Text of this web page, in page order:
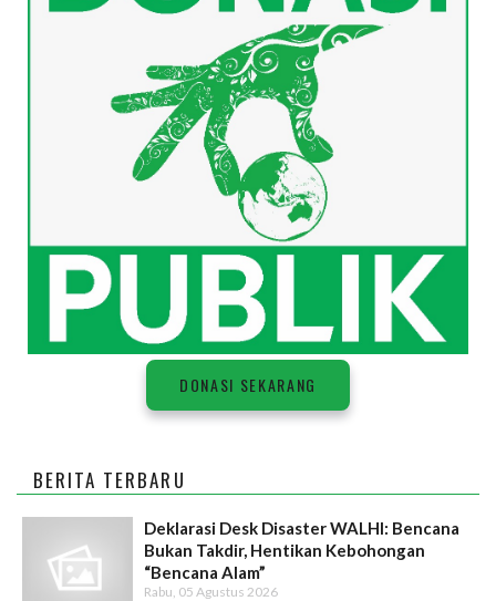
DONASI SEKARANG
BERITA TERBARU
Deklarasi Desk Disaster WALHI: Bencana
Bukan Takdir, Hentikan Kebohongan
“Bencana Alam”
Rabu, 05 Agustus 2026